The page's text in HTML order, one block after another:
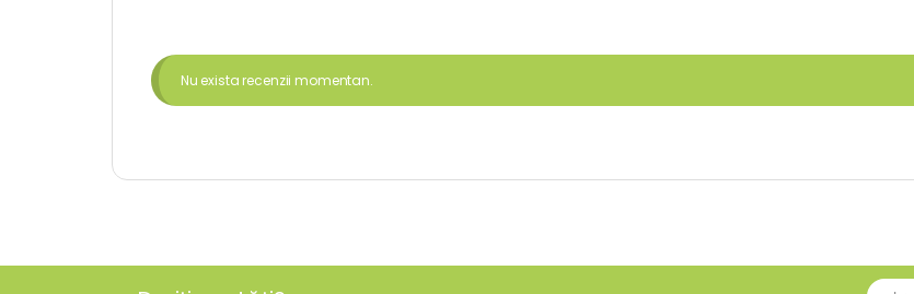
Nu exista recenzii momentan.